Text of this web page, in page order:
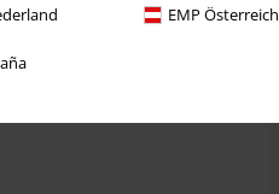
EMP Österreich